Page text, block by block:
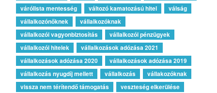
várólista mentesség
változó kamatozású hitel
válság
vállalkozónőknek
vállalkozóknak
vállalkozói vagyonbiztosítás
vállalkozói pénzügyek
vállalkozói hitelek
vállalkozások adózása 2021
vállalkozások adózása 2020
vállalkozások adózása 2019
vállalkozás nyugdíj mellett
vállalkozás
vállakozóknak
vissza nem térítendő támogatás
veszteség elkerülése